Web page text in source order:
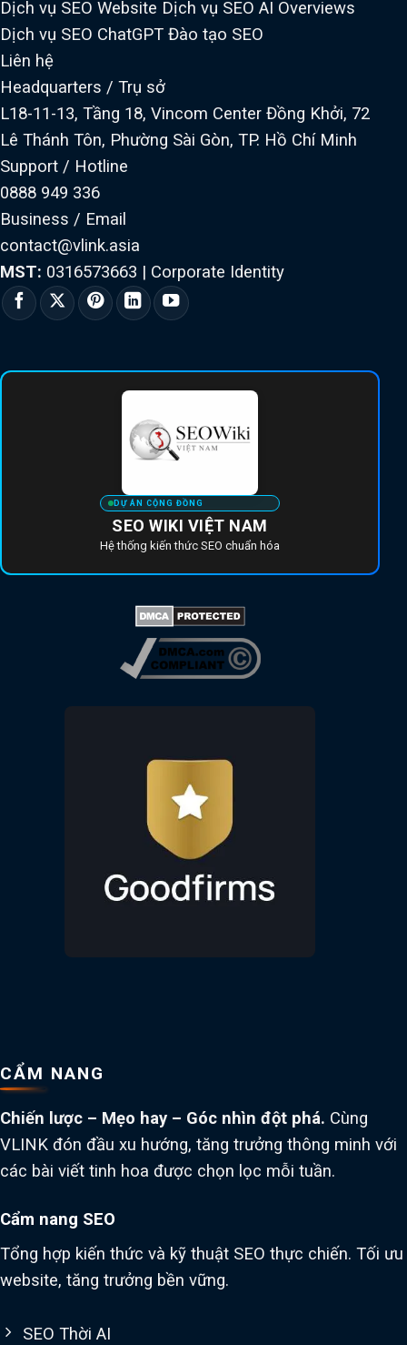
Dịch vụ SEO Website Dịch vụ SEO AI Overviews
Dịch vụ SEO ChatGPT Đào tạo SEO
Liên hệ
Headquarters / Trụ sở
L18-11-13, Tầng 18, Vincom Center Đồng Khởi, 72
Lê Thánh Tôn, Phường Sài Gòn, TP. Hồ Chí Minh
Support / Hotline
0888 949 336
Business / Email
contact@vlink.asia
MST: 0316573663 | Corporate Identity
DỰ ÁN CỘNG ĐỒNG
SEO WIKI VIỆT NAM
Hệ thống kiến thức SEO chuẩn hóa
CẨM NANG
Chiến lược – Mẹo hay – Góc nhìn đột phá. Cùng
VLINK đón đầu xu hướng, tăng trưởng thông minh với
các bài viết tinh hoa được chọn lọc mỗi tuần.
Cẩm nang SEO
Tổng hợp kiến thức và kỹ thuật SEO thực chiến. Tối ưu
website, tăng trưởng bền vững.
SEO Thời AI